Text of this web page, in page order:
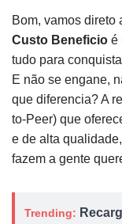
Bom, vamos direto
Custo Beneficio é
tudo para
E não se engane,
que diferencia? A
to-Peer) que
e de alta
fazem a gente
Trending: